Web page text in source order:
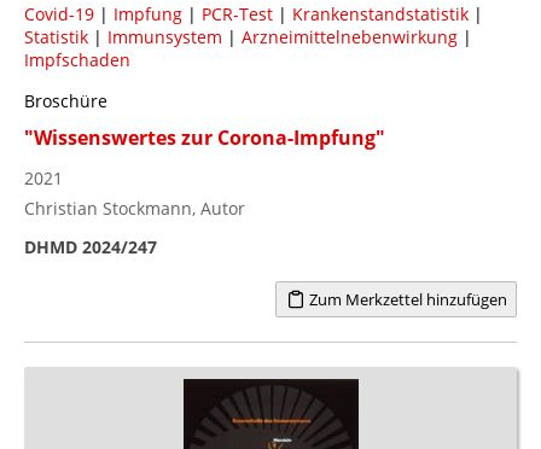
Covid-19 | Impfung | PCR-Test | Krankenstandstatistik |
Statistik | Immunsystem | Arzneimittelnebenwirkung |
Impfschaden
Broschüre
"Wissenswertes zur Corona-Impfung"
2021
Christian Stockmann, Autor
DHMD 2024/247
Zum Merkzettel hinzufügen